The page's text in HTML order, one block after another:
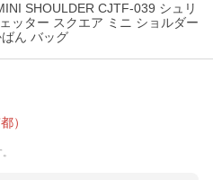
SHOULDER CJTF-039 シュリ
ッター スクエア ミニ ショルダー
ん バッグ
）